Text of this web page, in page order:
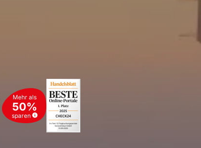
Mehr als
50%
sparen